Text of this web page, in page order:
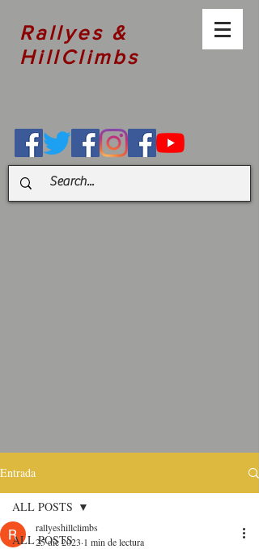
Rallyes &
HillClimbs
Entrada
ALL POSTS
ALL POSTS
rallyeshillclimbs
25 dic 2023 1 min de lectura